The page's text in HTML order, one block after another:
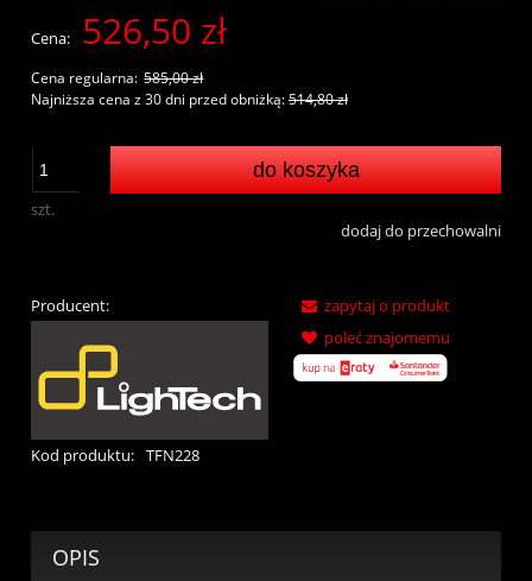
Cena: 526,50 zł
Cena regularna: 585,00 zł
Najniższa cena z 30 dni przed obniżką:514,80 zł
szt.
do koszyka
dodaj do przechowalni
Producent:
Kod produktu: TFN228
zapytaj o produkt
poleć znajomemu
OPIS